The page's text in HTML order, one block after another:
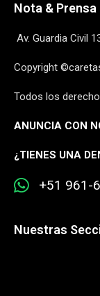
Nota & Prensa
Av. Guardia Civil
Copyright
Todos los
ANUNCIA CON
¿TIENES UNA
+51 961-
Nuestras